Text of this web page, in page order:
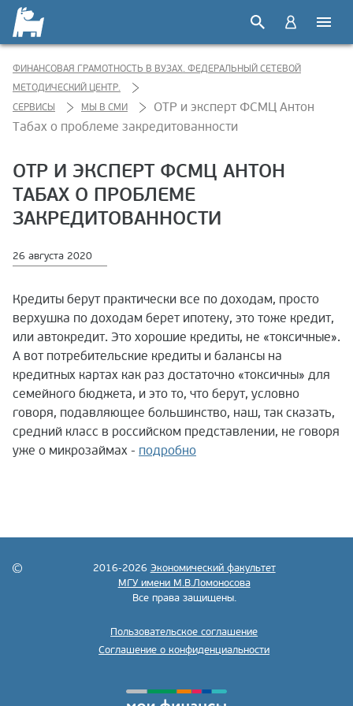
ФИНАНСОВАЯ ГРАМОТНОСТЬ В ВУЗАХ. ФЕДЕРАЛЬНЫЙ СЕТЕВОЙ
МЕТОДИЧЕСКИЙ ЦЕНТР.
СЕРВИСЫ
МЫ В СМИ
ОТР и эксперт ФСМЦ Антон
Табах о проблеме закредитованности
ОТР И ЭКСПЕРТ ФСМЦ АНТОН
ТАБАХ О ПРОБЛЕМЕ
ЗАКРЕДИТОВАННОСТИ
26 августа 2020
Кредиты берут практически все по доходам, просто
верхушка по доходам берет ипотеку, это тоже кредит,
или автокредит. Это хорошие кредиты, не «токсичные».
А вот потребительские кредиты и балансы на
кредитных картах как раз достаточно «токсичны» для
семейного бюджета, и это то, что берут, условно
говоря, подавляющее большинство, наш, так сказать,
средний класс в российском представлении, не говоря
уже о микрозаймах - подробно
2016-2026 Экономический факультет
МГУ имени М.В.Ломоносова
Все права защищены.
Пользовательское соглашение
Соглашение о конфиденциальности